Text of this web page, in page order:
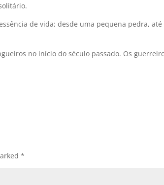
de vida; desde uma pequena pedra, até
no início do século passado. Os
*